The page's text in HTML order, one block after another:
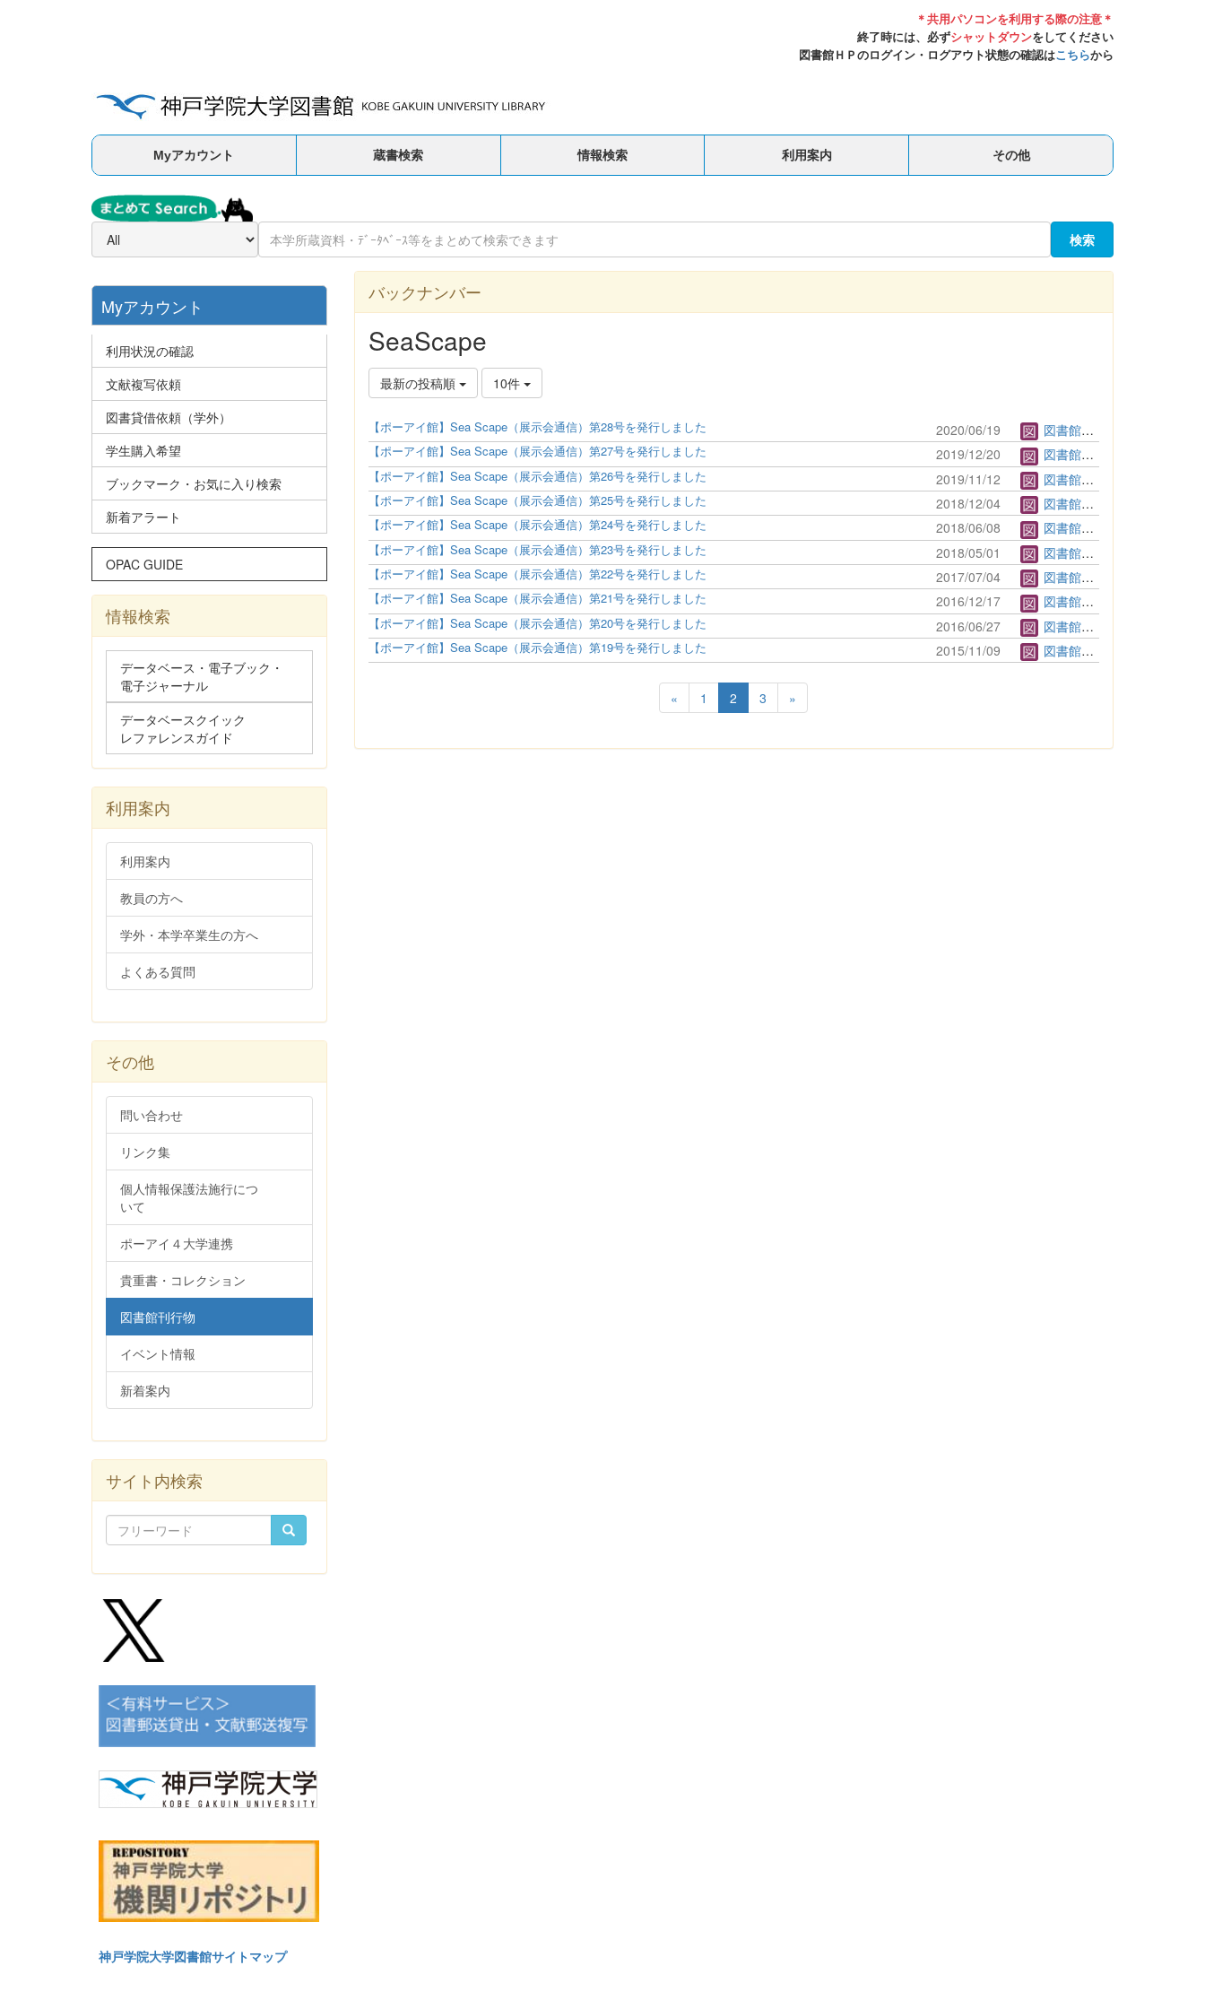
＊共用パソコンを利用する際の注意＊
終了時には、必ずシャットダウンをしてください
図書館ＨＰのログイン・ログアウト状態の確認はこちらから
Myアカウント 蔵書検索 情報検索 利用案内 その他
検索
バックナンバー
SeaScape
最新の投稿順 10件
【ポーアイ館】Sea Scape（展示会通信）第28号を発行しました 2020/06/19 図書館管理者
【ポーアイ館】Sea Scape（展示会通信）第27号を発行しました 2019/12/20 図書館管理者
【ポーアイ館】Sea Scape（展示会通信）第26号を発行しました 2019/11/12 図書館管理者
【ポーアイ館】Sea Scape（展示会通信）第25号を発行しました 2018/12/04 図書館管理者
【ポーアイ館】Sea Scape（展示会通信）第24号を発行しました 2018/06/08 図書館管理者
【ポーアイ館】Sea Scape（展示会通信）第23号を発行しました 2018/05/01 図書館管理者
【ポーアイ館】Sea Scape（展示会通信）第22号を発行しました 2017/07/04 図書館管理者
【ポーアイ館】Sea Scape（展示会通信）第21号を発行しました 2016/12/17 図書館管理者
【ポーアイ館】Sea Scape（展示会通信）第20号を発行しました 2016/06/27 図書館管理者
【ポーアイ館】Sea Scape（展示会通信）第19号を発行しました 2015/11/09 図書館管理者
« 1 2 3 »
Myアカウント
利用状況の確認
文献複写依頼
図書貸借依頼（学外）
学生購入希望
ブックマーク・お気に入り検索
新着アラート
OPAC GUIDE
情報検索
データベース・電子ブック・
電子ジャーナル
データベースクイック
レファレンスガイド
利用案内
利用案内
教員の方へ
学外・本学卒業生の方へ
よくある質問
その他
問い合わせ
リンク集
個人情報保護法施行につ
いて
ポーアイ４大学連携
貴重書・コレクション
図書館刊行物
イベント情報
新着案内
サイト内検索
神戸学院大学図書館サイトマップ